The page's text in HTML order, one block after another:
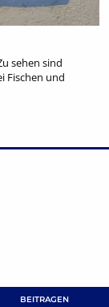
BEITRAGEN
sehen sind
Fischen und